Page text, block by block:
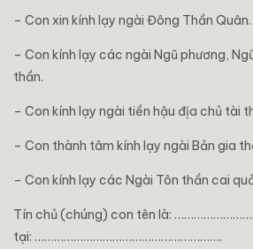
– Con xin kính lạy ngài Đông Thần Quân.
– Con kính lạy các ngài Ngũ phương,
thần.
– Con kính lạy ngài tiền hậu địa chủ tài
– Con thành tâm kính lạy ngài Bản gia
– Con kính lạy các Ngài Tôn thần cai
Tín chủ (chúng) con tên là:
tại: ………………………………………………….